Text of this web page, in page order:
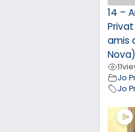
14 –
amis
Nova)
11
Jo
Jo